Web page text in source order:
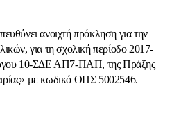
ανοιχτή πρόκληση για την
για τη σχολική περίοδο 2017-
10-ΣΔΕ ΑΠ7-ΠΑΠ, της Πράξης
με κωδικό ΟΠΣ 5002546.